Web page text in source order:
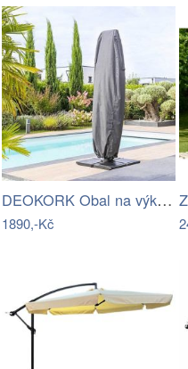
DEOKORK Obal na výkyvný slunečník 257 x…
1890,-Kč